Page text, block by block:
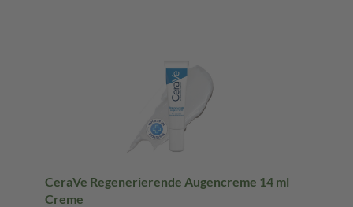
CeraVe Regenerierende Augencreme 14 ml
Creme